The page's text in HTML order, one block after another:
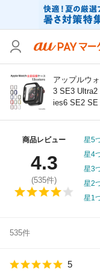
アップルウ
3 SE3 Ultra2
ies6 SE2 SE
商品レビュー
4.3
(535件)
星5
星4
星3
星2
星1
535件
5
カテゴリ
価格
支払い方法
その他の条件
送料無料
Pontaパス特典対象す